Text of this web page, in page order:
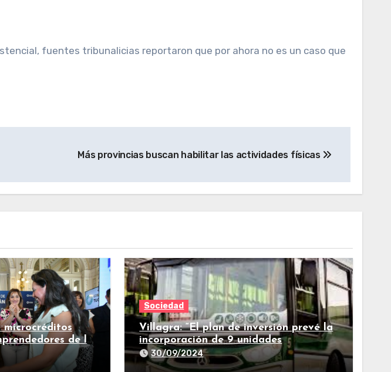
fuentes tribunalicias reportaron que por ahora no es un caso que
Más provincias buscan habilitar las actividades físicas
de la
Sociedad
Villagra: “El plan de inversión prevé la
incorporación de 9 unidades
adicionales para 2025″
30/09/2024